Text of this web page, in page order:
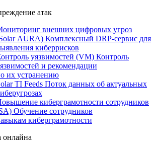
атак
внешних цифровых угроз
AURA) Комплексный DRP-сервис для
киберрисков
уязвимостей (VM) Контроль
и рекомендации
их устранению
TI Feeds Поток данных об актуальных
киберграмотности сотрудников
Обучение сотрудников
киберграмотности
онлайна